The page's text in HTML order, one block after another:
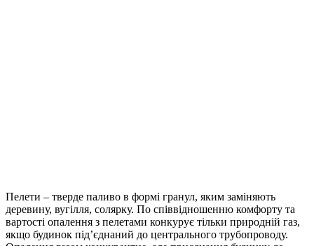
Пелети – тверде паливо в формі гранул, яким заміняють
деревину, вугілля, солярку. По співвідношенню комфорту та
вартості опалення з пелетами конкурує тільки природній газ,
якщо будинок під’єднаний до центрального трубопроводу.